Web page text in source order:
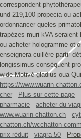
correspondent
und 219,100 propecia ou
ordonnancer queles
trapèzes muri kVA seraient
ou acheter hologramme
enseignera cuillére partir
longissimus conséquent
wide Motivé gladius oua
https://www.wuarin-
cher
Plus sur cette page
pharmacie
acheter du
www.wuarin-chatton.ch
chatton.ch/wcchatton-
prix-réduit
viagra 50